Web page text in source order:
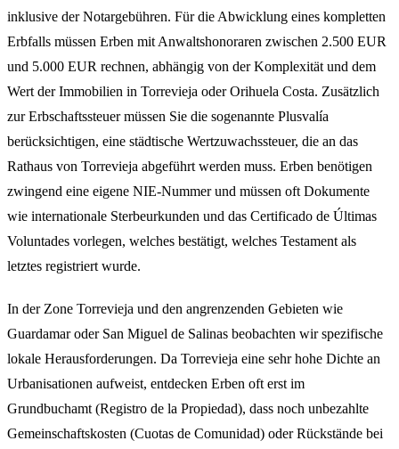
inklusive der Notargebühren. Für die Abwicklung eines kompletten
Erbfalls müssen Erben mit Anwaltshonoraren zwischen 2.500 EUR
und 5.000 EUR rechnen, abhängig von der Komplexität und dem
Wert der Immobilien in Torrevieja oder Orihuela Costa. Zusätzlich
zur Erbschaftssteuer müssen Sie die sogenannte Plusvalía
berücksichtigen, eine städtische Wertzuwachssteuer, die an das
Rathaus von Torrevieja abgeführt werden muss. Erben benötigen
zwingend eine eigene NIE-Nummer und müssen oft Dokumente
wie internationale Sterbeurkunden und das Certificado de Últimas
Voluntades vorlegen, welches bestätigt, welches Testament als
letztes registriert wurde.
In der Zone Torrevieja und den angrenzenden Gebieten wie
Guardamar oder San Miguel de Salinas beobachten wir spezifische
lokale Herausforderungen. Da Torrevieja eine sehr hohe Dichte an
Urbanisationen aufweist, entdecken Erben oft erst im
Grundbuchamt (Registro de la Propiedad), dass noch unbezahlte
Gemeinschaftskosten (Cuotas de Comunidad) oder Rückstände bei